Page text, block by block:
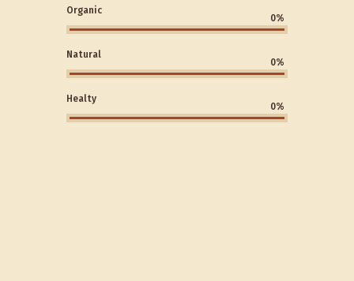
Organic
0%
Natural
0%
Healty
0%